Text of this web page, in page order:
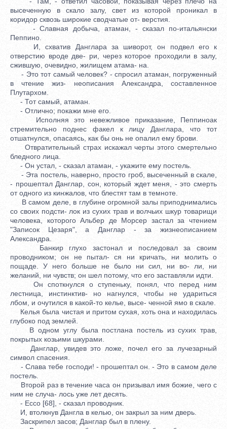
высеченную в скало залу, свет из которой проникал в
коридор сквозь широкие сводчатые от- верстия.
- Славная добыча, атаман, - сказал по-итальянски
Пеппино.
И, схватив Данглара за шиворот, он подвел его к
отверстию вроде две- ри, через которое проходили в залу,
сжившую, очевидно, жилищем атама- на.
- Это тот самый человек? - спросил атаман, погруженный
в чтение жиз- неописания Александра, составленное
Плутархом.
- Тот самый, атаман.
- Отлично; покажи мне его.
Исполняя это невежливое приказание, Пеппиноак
стремительно поднес факел к лицу Данглара, что тот
отшатнулся, опасаясь, как бы онь не опалил ему брови.
Отвратительный страх искажал черты этого смертельно
бледного лица.
- Он устал, - сказал атаман, - укажите ему постель.
- Эта постель, наверно, просто гроб, высеченный в скале,
- прошептал Данглар, сон, который ждет меня, - это смерть
от одного из кинжалов, что блестят там в темноте.
В самом деле, в глубине огромной залы приподнимались
со своих подсти- лок из сухих трав и волчьих шкур товарищи
человека, которого Альбер де Морсер застал за чтением
"Записок Цезаря", а Данглар - за жизнеописанием
Александра.
Банкир глухо застонал и последовал за своим
проводником; он не пытал- ся ни кричать, ни молить о
пощаде. У него больше не было ни сил, ни во- ли, ни
желаний, ни чувств; он шел потому, что его заставляли идти.
Он споткнулся о ступеньку, понял, что перед ним
лестница, инстинктив- но нагнулся, чтобы не удариться
лбом, и очутился в какой-то келье, высе- ченной ямо в скале.
Келья была чистая и притом сухая, хоть она и находилась
глубоко под землей.
В одном углу была постлана постель из сухих трав,
покрытых козьими шкурами.
Данглар, увидев это ложе, почел его за лучезарный
символ спасения.
- Слава тебе господи! - прошептал он. - Это в самом деле
постель.
Второй раз в течение часа он призывал имя божие, чего с
ним не случа- лось уже лет десять.
- Ессо [68], - сказал проводник.
И, втолкнув Дангла в келью, он закрыл за ним дверь.
Заскрипел засов; Данглар был в плену.